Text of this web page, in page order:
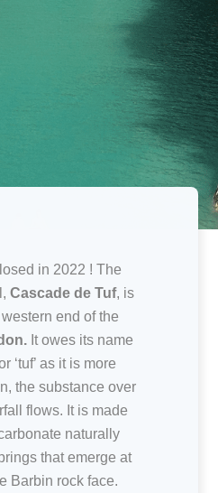
in 2022 ! The
Cascade de Tuf, is
end of the
It owes its name
‘tuf’ as it is more
the substance over
flows. It is made
naturally
that emerge at
Barbin rock face.